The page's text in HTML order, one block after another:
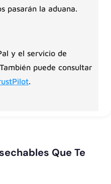
pasarán la aduana.
y el servicio de
puede consultar
.
Que Te